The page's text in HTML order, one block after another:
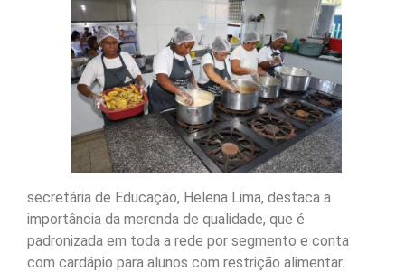
secretária de Educação, Helena Lima, destaca a
importância da merenda de qualidade, que é
padronizada em toda a rede por segmento e conta
com cardápio para alunos com restrição alimentar.